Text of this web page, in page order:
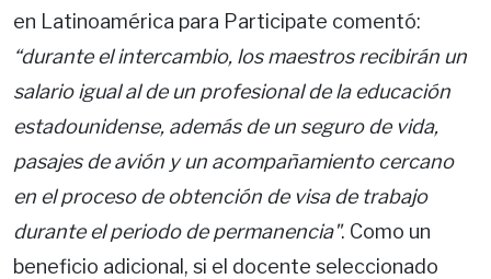
en Latinoamérica para Participate comentó:
“durante el intercambio, los maestros recibirán un
salario igual al de un profesional de la educación
estadounidense, además de un seguro de vida,
pasajes de avión y un acompañamiento cercano
en el proceso de obtención de visa de trabajo
durante el periodo de permanencia". Como un
beneficio adicional, si el docente seleccionado